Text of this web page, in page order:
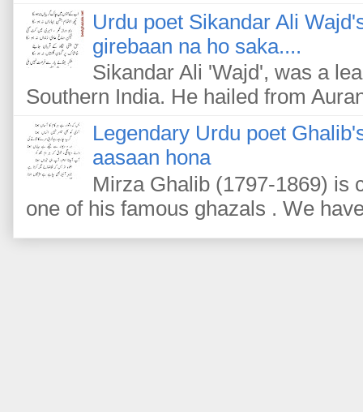
Urdu poet Sikandar Ali
girebaan na ho saka....
Sikandar Ali 'Wajd', was a
Southern India. He hailed from
Legendary Urdu poet
aasaan hona
Mirza Ghalib (1797-1869) is
one of his famous ghazals . We